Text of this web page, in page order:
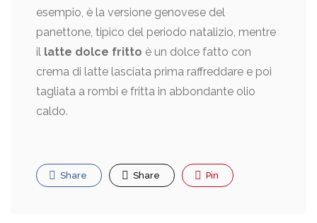
esempio, è la versione genovese del
panettone, tipico del periodo natalizio, mentre
il latte dolce fritto è un dolce fatto con
crema di latte lasciata prima raffreddare e poi
tagliata a rombi e fritta in abbondante olio
caldo.
Share Share Pin